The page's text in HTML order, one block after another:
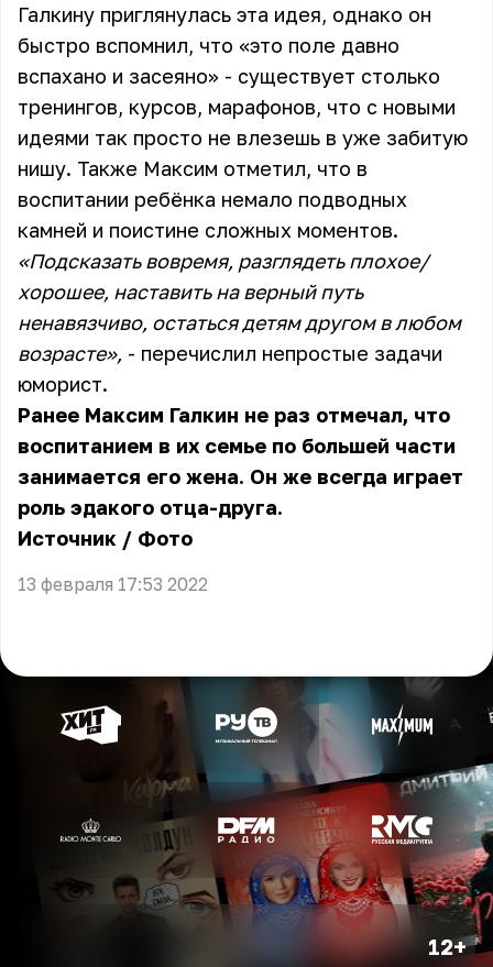
Галкину приглянулась эта идея, однако он
быстро вспомнил, что «это поле давно
вспахано и засеяно» - существует столько
тренингов, курсов, марафонов, что с новыми
идеями так просто не влезешь в уже забитую
нишу. Также Максим отметил, что в
воспитании ребёнка немало подводных
камней и поистине сложных моментов.
«Подсказать вовремя, разглядеть плохое/
хорошее, наставить на верный путь
ненавязчиво, остаться детям другом в любом
возрасте», - перечислил непростые задачи
юморист.
Ранее Максим Галкин не раз отмечал, что
воспитанием в их семье по большей части
занимается его жена. Он же всегда играет
роль эдакого отца-друга.
Источник / Фото
13 февраля 17:53 2022
12+